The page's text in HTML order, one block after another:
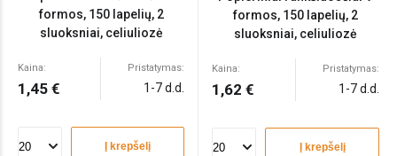
formos, 150 lapelių, 2
sluoksniai, celiuliozė
Kaina:
1,45 €
Pristatymas:
1-7 d.d.
Į krepšelį
formos, 150 lapelių, 2
sluoksniai, celiuliozė
Kaina:
1,62 €
Pristatymas:
1-7 d.d.
Į krepšelį